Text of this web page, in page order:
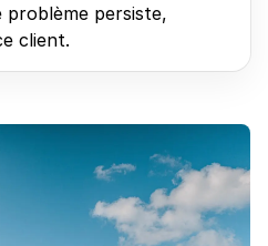
problème persiste,
client.